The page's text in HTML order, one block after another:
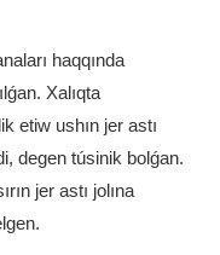
haqqında
Xalıqta
etiw ushın jer astı
degen túsinik bolǵan.
jer astı jolına